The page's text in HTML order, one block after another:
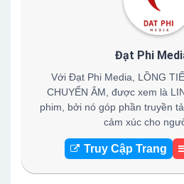
Đạt Phi
Với Đạt Phi Media, LỒNG
CHUYỂN ÂM, được xem là
phim, bởi nó góp phần truyền
cảm xúc cho
Truy Cập Trang